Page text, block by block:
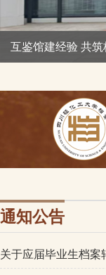
互鉴馆建经验 共
通知公告
关于应届毕业生档案